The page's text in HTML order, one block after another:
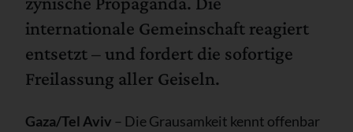
internationale Gemeinschaft reagiert
entsetzt – und fordert die sofortige
Freilassung aller Geiseln.
Gaza/Tel Aviv – Die Grausamkeit kennt offenbar